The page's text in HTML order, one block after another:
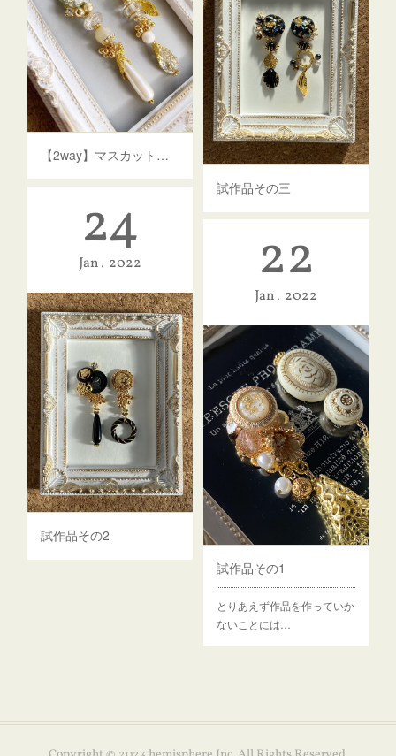
【2way】マスカットグリーンとゴールドの果実ピアス
試作品その三
24
Jan 2022
試作品その2
22
Jan 2022
試作品その1
とりあえず作品を作っていか
ないことには…